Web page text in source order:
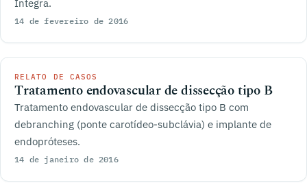
Íntegra.
14 de fevereiro de 2016
RELATO DE CASOS
Tratamento endovascular de dissecção tipo B
Tratamento endovascular de dissecção tipo B com
debranching (ponte carotídeo-subclávia) e implante de
endopróteses.
14 de janeiro de 2016